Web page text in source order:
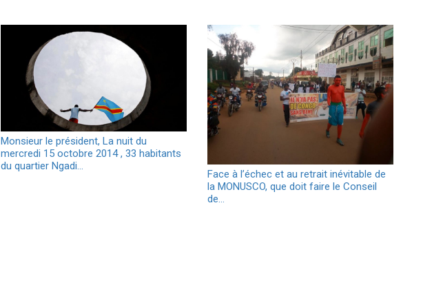
Monsieur le président, La nuit du
mercredi 15 octobre 2014 , 33 habitants
du quartier Ngadi…
Face à l’échec et au retrait inévitable de
la MONUSCO, que doit faire le Conseil
de…